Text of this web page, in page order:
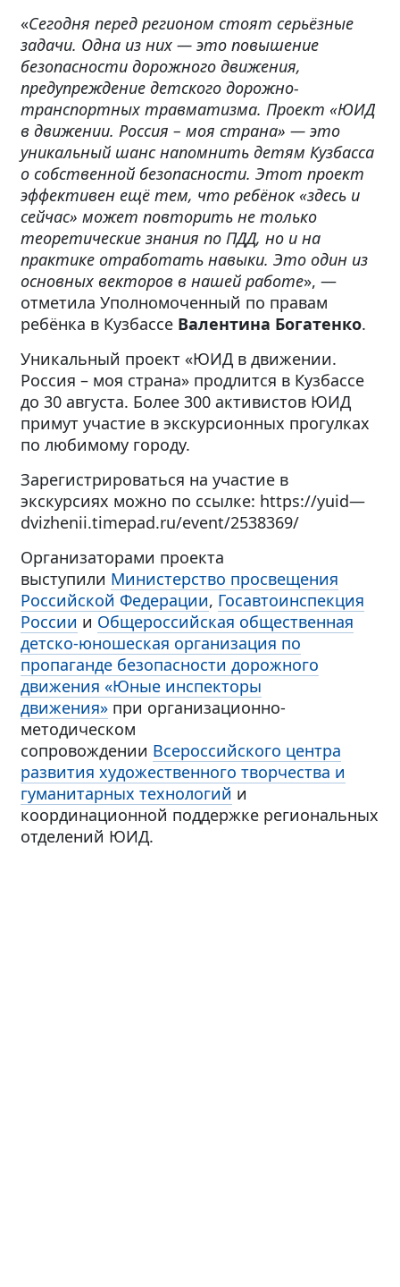
«Сегодня перед регионом стоят серьёзные
задачи. Одна из них — это повышение
безопасности дорожного движения,
предупреждение детского дорожно-
транспортных травматизма. Проект «ЮИД
в движении. Россия – моя страна» — это
уникальный шанс напомнить детям Кузбасса
о собственной безопасности. Этот проект
эффективен ещё тем, что ребёнок «здесь и
сейчас» может повторить не только
теоретические знания по ПДД, но и на
практике отработать навыки. Это один из
основных векторов в нашей работе», —
отметила Уполномоченный по правам
ребёнка в Кузбассе Валентина Богатенко.
Уникальный проект «ЮИД в движении.
Россия – моя страна» продлится в Кузбассе
до 30 августа. Более 300 активистов ЮИД
примут участие в экскурсионных прогулках
по любимому городу.
Зарегистрироваться на участие в
экскурсиях можно по ссылке: https://yuid—
dvizhenii.timepad.ru/event/2538369/
Организаторами проекта
выступили Министерство просвещения
Российской Федерации, Госавтоинспекция
России и Общероссийская общественная
детско-юношеская организация по
пропаганде безопасности дорожного
движения «Юные инспекторы
движения»при организационно-
методическом
сопровождении Всероссийского центра
развития художественного творчества и
гуманитарных технологий и
координационной поддержке региональных
отделений ЮИД.